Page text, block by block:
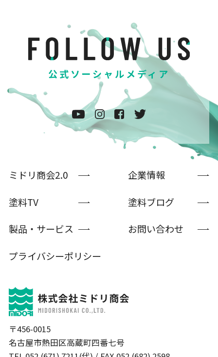
公式ソーシャルメディア
〒456-0015
名古屋市熱田区高蔵町四番七号
ミドリ商会2.0
企業情報
塗料TV
塗料ブログ
製品・サービス
お問い合わせ
プライバシーポリシー